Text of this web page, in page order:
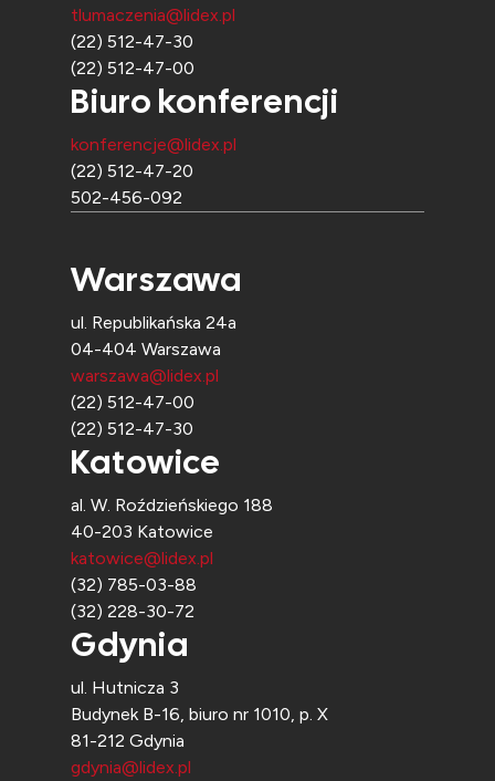
tlumaczenia@lidex.pl
(22) 512-47-30
(22) 512-47-00
Biuro konferencji
konferencje@lidex.pl
(22) 512-47-20
502-456-092
Warszawa
ul. Republikańska 24a
04-404 Warszawa
warszawa@lidex.pl
(22) 512-47-00
(22) 512-47-30
Katowice
al. W. Roździeńskiego 188
40-203 Katowice
katowice@lidex.pl
(32) 785-03-88
(32) 228-30-72
Gdynia
ul. Hutnicza 3
Budynek B-16, biuro nr 1010, p. X
81-212 Gdynia
gdynia@lidex.pl